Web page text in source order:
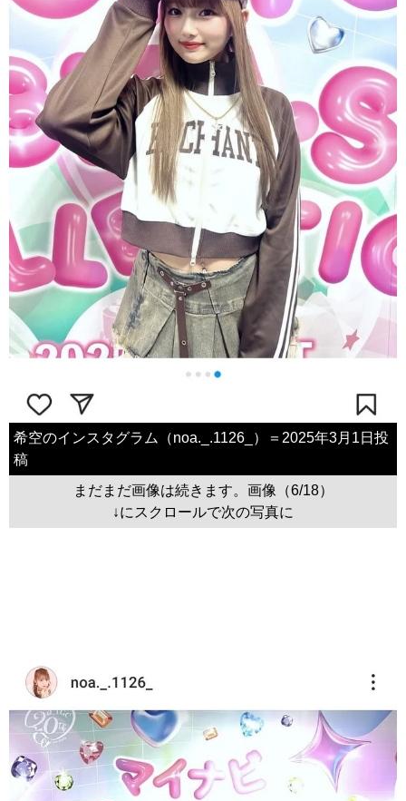
希空のインスタグラム（noa._.1126_）＝2025年3月1日投
稿
まだまだ画像は続きます。画像（6/18）
↓にスクロールで次の写真に